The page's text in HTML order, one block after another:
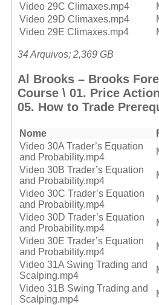
Video 29C Climaxes.mp4
Video 29D Climaxes.mp4
Video 29E Climaxes.mp4
34 Arquivos; 2,369 GB
Al Brooks – Brooks
Course \ 01. Price
05. How to Trade
Nome
Video 30A Trader’s Equation
and Probability.mp4
Video 30B Trader’s Equation
and Probability.mp4
Video 30C Trader’s Equation
and Probability.mp4
Video 30D Trader’s Equation
and Probability.mp4
Video 30E Trader’s Equation
and Probability.mp4
Video 31A Swing Trading and
Scalping.mp4
Video 31B Swing Trading and
Scalping.mp4